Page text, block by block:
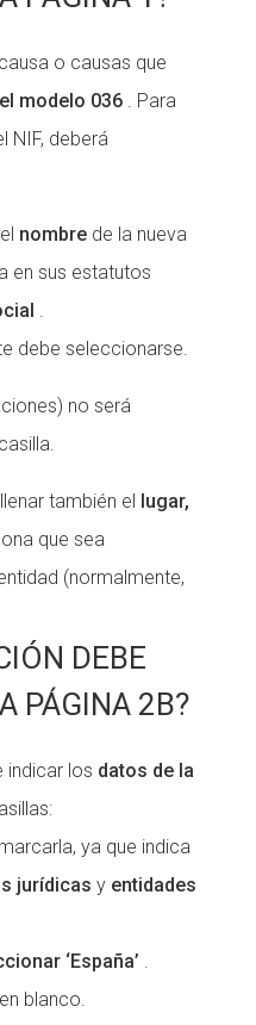
o causas que
modelo 036. Para
NIF, deberá
nombrede la nueva
en sus estatutos
.
debe seleccionarse.
no será
también el lugar,
que sea
(normalmente,
DEBE
PÁGINA 2B?
indicar los datos de la
ya que indica
jurídicas y entidades
‘España’ .
blanco.